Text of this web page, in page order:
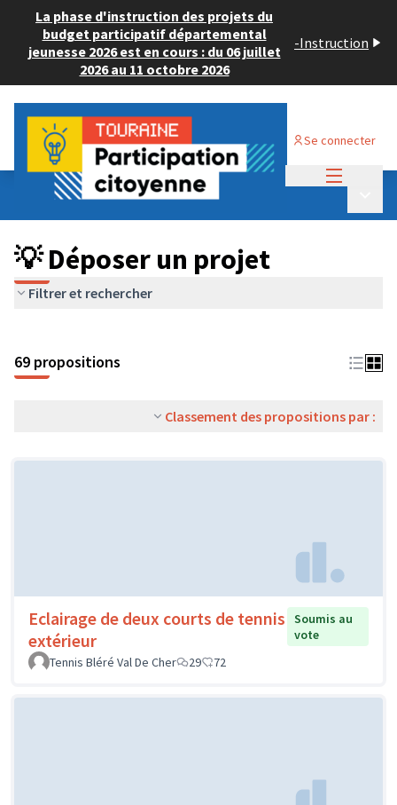
La phase d'instruction des projets du
budget participatif départemental
jeunesse 2026 est en cours : du 06 juillet
2026 au 11 octobre 2026
-Instruction
Se connecter
Budget Participatif ADULTE 2024
💡 Déposer un projet
💡 Déposer un projet
Filtrer et rechercher
69 propositions
Classement des propositions par :
Eclairage de deux courts de tennis
extérieur
Soumis au
vote
Tennis Bléré Val De Cher
29 72